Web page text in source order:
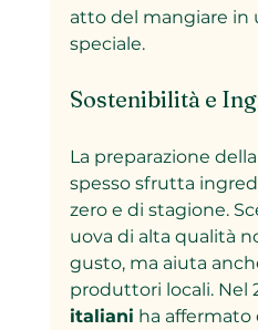
atto del mangiare
speciale.
Sostenibilità e
La preparazione
spesso sfrutta
zero e di stagione.
uova di alta qualità
gusto, ma aiuta
produttori locali. Nel
italiani ha affermato